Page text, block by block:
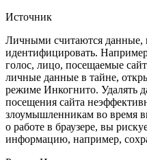
Источник
Личными считаются данные,
идентифицировать.
голос, лицо, посещаемые
личные данные в тайне,
режиме Инкогнито. Удалять
посещения сайта
злоумышленникам во время
о работе в браузере, вы
информацию, например,